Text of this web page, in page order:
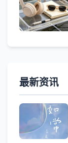
最新资讯